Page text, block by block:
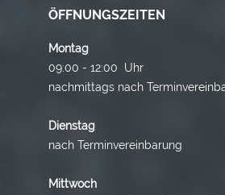
ÖFFNUNGSZEITEN
Montag
09:00 - 12:00 Uhr
nachmittags nach
Dienstag
nach Terminvereinbarung
Mittwoch